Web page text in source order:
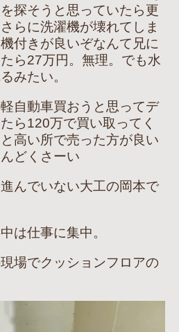
探そうと思っていたら更
らに洗濯機が壊れてしま
付きが良いぞなんて兄に
ら27万円。無理。でも水
みたい。
自動車買おうと思ってデ
ら120万で買い取ってく
高い所で売った方が良い
どくさーい
んでいない大工の岡本で
は仕事に集中。
場でクッションフロアの